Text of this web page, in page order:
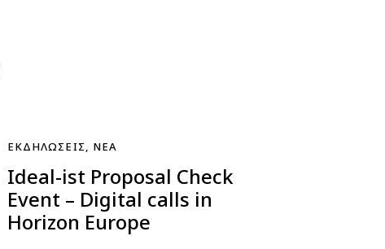
ΕΚΔΗΛΏΣΕΙΣ, ΝΈΑ
Ideal-ist Proposal Check
Event – Digital calls in
Horizon Europe